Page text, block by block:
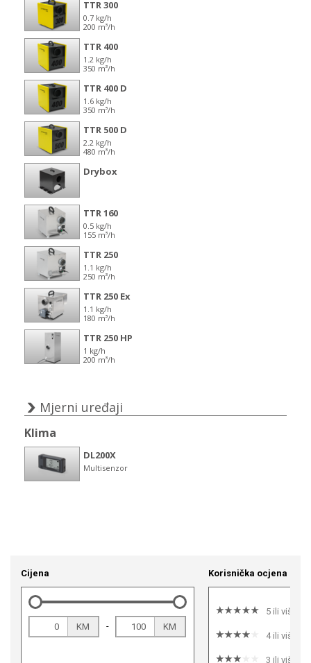
Cijena
KM - KM
Korisnička ocjena
5 ili više
4 ili više
3 ili više